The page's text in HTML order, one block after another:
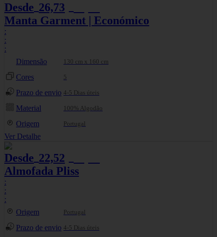
Desde 26,73
Manta Garment | Económico
:
:
:
Dimensão
130 cm x 160 cm
Cores 5
Prazo de envio 4-5 Dias úteis
Material 100% Algodão
Origem Portugal
Ver Detalhe
Desde 22,52
Almofada Pliss
:
:
:
Origem
Portugal
Prazo de envio 4-5 Dias úteis